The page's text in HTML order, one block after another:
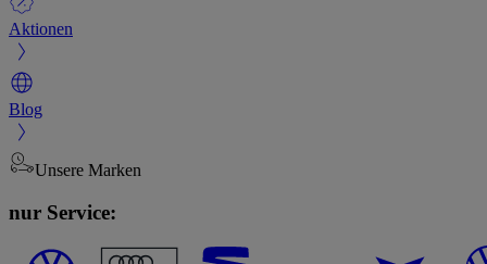
Aktionen
Blog
Unsere Marken
nur Service: